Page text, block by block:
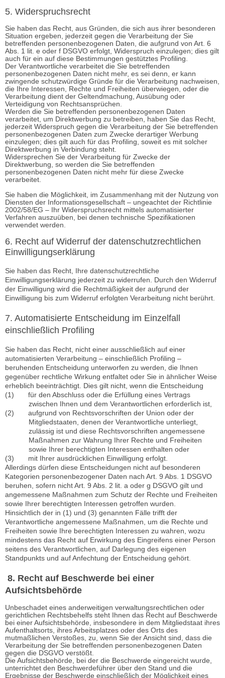
5. Widerspruchsrecht
Sie haben das Recht, aus Gründen, die sich aus ihrer besonderen
Situation ergeben, jederzeit gegen die Verarbeitung der Sie
betreffenden personenbezogenen Daten, die aufgrund von Art. 6
Abs. 1 lit. e oder f DSGVO erfolgt, Widerspruch einzulegen; dies gilt
auch für ein auf diese Bestimmungen gestütztes Profiling.
Der Verantwortliche verarbeitet die Sie betreffenden
personenbezogenen Daten nicht mehr, es sei denn, er kann
zwingende schutzwürdige Gründe für die Verarbeitung nachweisen,
die Ihre Interessen, Rechte und Freiheiten überwiegen, oder die
Verarbeitung dient der Geltendmachung, Ausübung oder
Verteidigung von Rechtsansprüchen.
Werden die Sie betreffenden personenbezogenen Daten
verarbeitet, um Direktwerbung zu betreiben, haben Sie das Recht,
jederzeit Widerspruch gegen die Verarbeitung der Sie betreffenden
personenbezogenen Daten zum Zwecke derartiger Werbung
einzulegen; dies gilt auch für das Profiling, soweit es mit solcher
Direktwerbung in Verbindung steht.
Widersprechen Sie der Verarbeitung für Zwecke der
Direktwerbung, so werden die Sie betreffenden
personenbezogenen Daten nicht mehr für diese Zwecke
verarbeitet.
Sie haben die Möglichkeit, im Zusammenhang mit der Nutzung von
Diensten der Informationsgesellschaft – ungeachtet der Richtlinie
2002/58/EG – Ihr Widerspruchsrecht mittels automatisierter
Verfahren auszuüben, bei denen technische Spezifikationen
verwendet werden.
6. Recht auf Widerruf der datenschutzrechtlichen
Einwilligungserklärung
Sie haben das Recht, Ihre datenschutzrechtliche
Einwilligungserklärung jederzeit zu widerrufen. Durch den Widerruf
der Einwilligung wird die Rechtmäßigkeit der aufgrund der
Einwilligung bis zum Widerruf erfolgten Verarbeitung nicht berührt.
7. Automatisierte Entscheidung im Einzelfall
einschließlich Profiling
Sie haben das Recht, nicht einer ausschließlich auf einer
automatisierten Verarbeitung – einschließlich Profiling –
beruhenden Entscheidung unterworfen zu werden, die Ihnen
gegenüber rechtliche Wirkung entfaltet oder Sie in ähnlicher Weise
erheblich beeinträchtigt. Dies gilt nicht, wenn die Entscheidung
(1) für den Abschluss oder die Erfüllung eines Vertrags
zwischen Ihnen und dem Verantwortlichen erforderlich ist,
(2) aufgrund von Rechtsvorschriften der Union oder der
Mitgliedstaaten, denen der Verantwortliche unterliegt,
zulässig ist und diese Rechtsvorschriften angemessene
Maßnahmen zur Wahrung Ihrer Rechte und Freiheiten
sowie Ihrer berechtigten Interessen enthalten oder
(3) mit Ihrer ausdrücklichen Einwilligung erfolgt.
Allerdings dürfen diese Entscheidungen nicht auf besonderen
Kategorien personenbezogener Daten nach Art. 9 Abs. 1 DSGVO
beruhen, sofern nicht Art. 9 Abs. 2 lit. a oder g DSGVO gilt und
angemessene Maßnahmen zum Schutz der Rechte und Freiheiten
sowie Ihrer berechtigten Interessen getroffen wurden.
Hinsichtlich der in (1) und (3) genannten Fälle trifft der
Verantwortliche angemessene Maßnahmen, um die Rechte und
Freiheiten sowie Ihre berechtigten Interessen zu wahren, wozu
mindestens das Recht auf Erwirkung des Eingreifens einer Person
seitens des Verantwortlichen, auf Darlegung des eigenen
Standpunkts und auf Anfechtung der Entscheidung gehört.
8. Recht auf Beschwerde bei einer
Aufsichtsbehörde
Unbeschadet eines anderweitigen verwaltungsrechtlichen oder
gerichtlichen Rechtsbehelfs steht Ihnen das Recht auf Beschwerde
bei einer Aufsichtsbehörde, insbesondere in dem Mitgliedstaat ihres
Aufenthaltsorts, ihres Arbeitsplatzes oder des Orts des
mutmaßlichen Verstoßes, zu, wenn Sie der Ansicht sind, dass die
Verarbeitung der Sie betreffenden personenbezogenen Daten
gegen die DSGVO verstößt.
Die Aufsichtsbehörde, bei der die Beschwerde eingereicht wurde,
unterrichtet den Beschwerdeführer über den Stand und die
Ergebnisse der Beschwerde einschließlich der Möglichkeit eines